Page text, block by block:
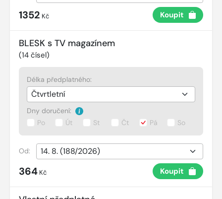
1352 Kč Koupit
BLESK s TV magazínem
(14 čísel)
Délka předplatného:
Dny doručení:
Po
Út St Čt Pá So
Od:
364 Kč Koupit